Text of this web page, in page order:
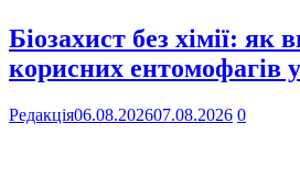
Біозахист без хімії: як
корисних ентомофагів
Редакція06.08.202607.08.2026 0